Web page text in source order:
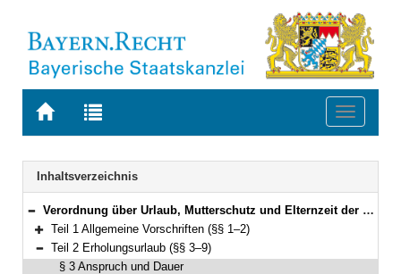
Zur
BAYERN.RECHT
Zur
letzten
Suche
Toggle
Navigation
Inhaltsverzeichnis
Bereich reduzieren
Verordnung über Urlaub, Mutterschutz und Elternzeit der bayerischen Beamten (Bayerische Urlaubs- und Mutterschutzverordnung – UrlMV) Vom 28. November 2017 (GVBl. S. 543; 2019 S. 328) BayRS 2030-2-31-F (§§ 1–27)
Bereich erweitern
Teil 1 Allgemeine Vorschriften (§§ 1–2)
Bereich reduzieren
Teil 2 Erholungsurlaub (§§ 3–9)
§ 3 Anspruch und Dauer